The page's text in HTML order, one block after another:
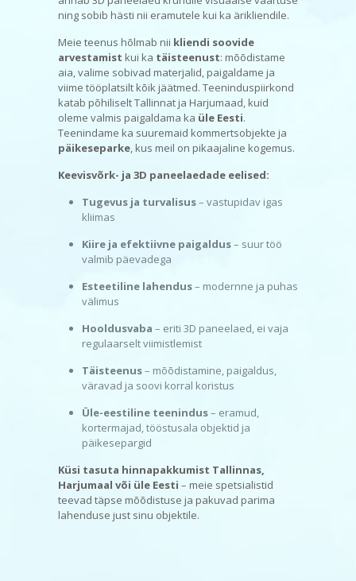
ning sobib hästi nii eramutele kui ka ärikliendile.
Meie teenus hõlmab nii kliendi soovide
arvestamist kui ka täisteenust: mõõdistame
aia, valime sobivad materjalid, paigaldame ja
viime tööplatsilt kõik jäätmed. Teeninduspiirkond
katab põhiliselt Tallinnat ja Harjumaad, kuid
oleme valmis paigaldama ka üle Eesti.
Teenindame ka suuremaid kommertsobjekte ja
päikeseparke, kus meil on pikaajaline kogemus.
Keevisvõrk- ja 3D paneelaedade eelised:
Tugevus ja turvalisus– vastupidav igas
kliimas
Kiire ja efektiivne paigaldus– suur töö
valmib päevadega
Esteetiline lahendus– modernne ja puhas
välimus
Hooldusvaba – eriti 3D paneelaed, ei vaja
regulaarselt viimistlemist
Täisteenus– mõõdistamine, paigaldus,
väravad ja soovi korral koristus
Üle-eestiline teenindus– eramud,
kortermajad, tööstusala objektid ja
päikesepargid
Küsi tasuta hinnapakkumist Tallinnas,
Harjumaal või üle Eesti – meie spetsialistid
teevad täpse mõõdistuse ja pakuvad parima
lahenduse just sinu objektile.